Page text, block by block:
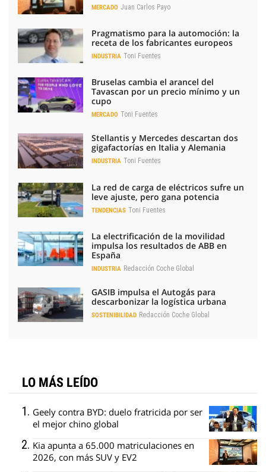
MERCADO Juan Carlos Payo
Pragmatismo para la automoción: la
receta de los fabricantes europeos
INDUSTRIA Toni Fuentes
Bruselas cambia el arancel del
Tavascan por un precio mínimo y un
cupo
MERCADO Toni Fuentes
Stellantis y Mercedes descartan dos
gigafactorías en Italia y Alemania
INDUSTRIA Toni Fuentes
La red de carga de eléctricos sufre un
leve ajuste, pero gana potencia
TENDENCIAS Toni Fuentes
La electrificación de la movilidad
impulsa los resultados de ABB en
España
INDUSTRIA Redacción Coche Global
GASIB impulsa el Autogás para
descarbonizar la logística urbana
SOSTENIBILIDAD Redacción Coche Global
LO MÁS LEÍDO
Geely contra BYD: duelo fratricida por ser
el mejor chino global
Kia apunta a 65.000 matriculaciones en
2026, con más SUV y EV2